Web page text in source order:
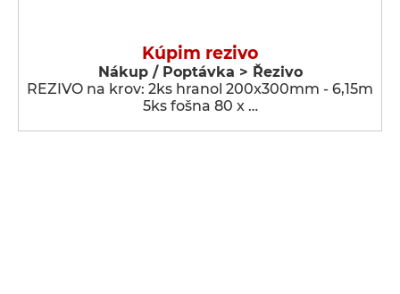
Kúpim rezivo
Nákup / Poptávka > Řezivo
REZIVO na krov: 2ks hranol 200x300mm - 6,15m
5ks fošna 80 x …